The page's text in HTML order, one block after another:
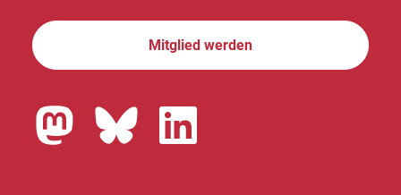
Mitglied werden